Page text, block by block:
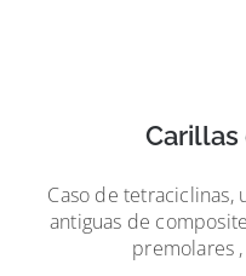
Carillas
Caso de tetraciclinas,
antiguas de
premolares